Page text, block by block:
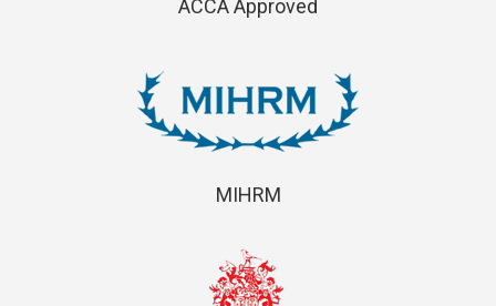
ACCA Approved
MIHRM